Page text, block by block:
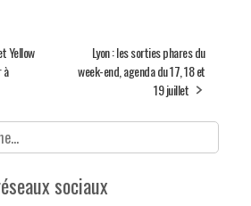
Yellow
à
Lyon : les sorties phares du
week-end, agenda du 17, 18 et
19 juillet
sociaux